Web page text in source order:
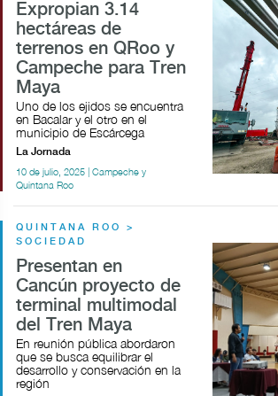
Expropian 3.14
hectáreas de
terrenos en QRoo y
Campeche para Tren
Maya
Uno de los ejidos se encuentra
en Bacalar y el otro en el
municipio de Escárcega
La Jornada
10 de julio, 2025 | Campeche y
Quintana Roo
QUINTANA ROO >
SOCIEDAD
Presentan en
Cancún proyecto de
terminal multimodal
del Tren Maya
En reunión pública abordaron
que se busca equilibrar el
desarrollo y conservación en la
región